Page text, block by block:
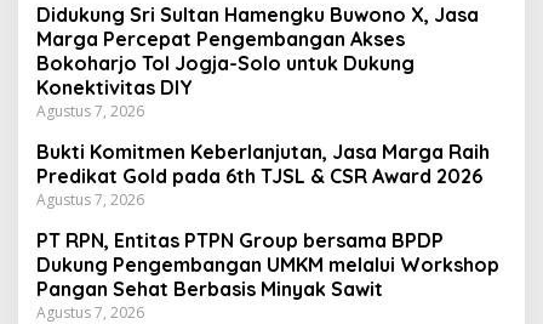
Didukung Sri Sultan Hamengku Buwono X, Jasa
Marga Percepat Pengembangan Akses
Bokoharjo Tol Jogja-Solo untuk Dukung
Konektivitas DIY
Agustus 7, 2026
Bukti Komitmen Keberlanjutan, Jasa Marga Raih
Predikat Gold pada 6th TJSL & CSR Award 2026
Agustus 7, 2026
PT RPN, Entitas PTPN Group bersama BPDP
Dukung Pengembangan UMKM melalui Workshop
Pangan Sehat Berbasis Minyak Sawit
Agustus 7, 2026